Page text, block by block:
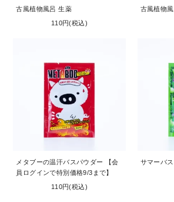
古風植物風呂 生薬
110円(税込)
古風植物
メタブーの温汗バスパウダー 【会
員ログインで特別価格9/3まで】
110円(税込)
サマーバ